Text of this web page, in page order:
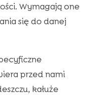
Wymagają one
się do danej
przed nami
kałuże